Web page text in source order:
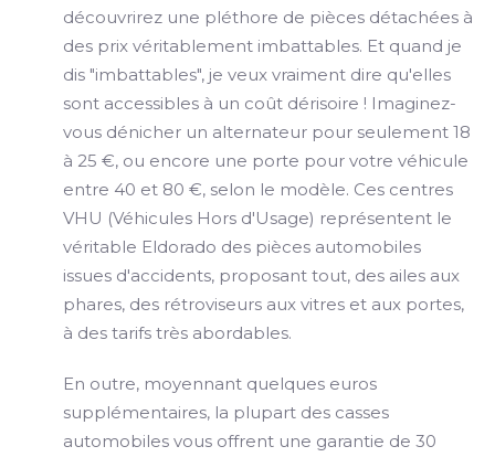
découvrirez une pléthore de pièces détachées à
des prix véritablement imbattables. Et quand je
dis "imbattables", je veux vraiment dire qu'elles
sont accessibles à un coût dérisoire ! Imaginez-
vous dénicher un alternateur pour seulement 18
à 25 €, ou encore une porte pour votre véhicule
entre 40 et 80 €, selon le modèle. Ces centres
VHU (Véhicules Hors d'Usage) représentent le
véritable Eldorado des pièces automobiles
issues d'accidents, proposant tout, des ailes aux
phares, des rétroviseurs aux vitres et aux portes,
à des tarifs très abordables.
En outre, moyennant quelques euros
supplémentaires, la plupart des casses
automobiles vous offrent une garantie de 30